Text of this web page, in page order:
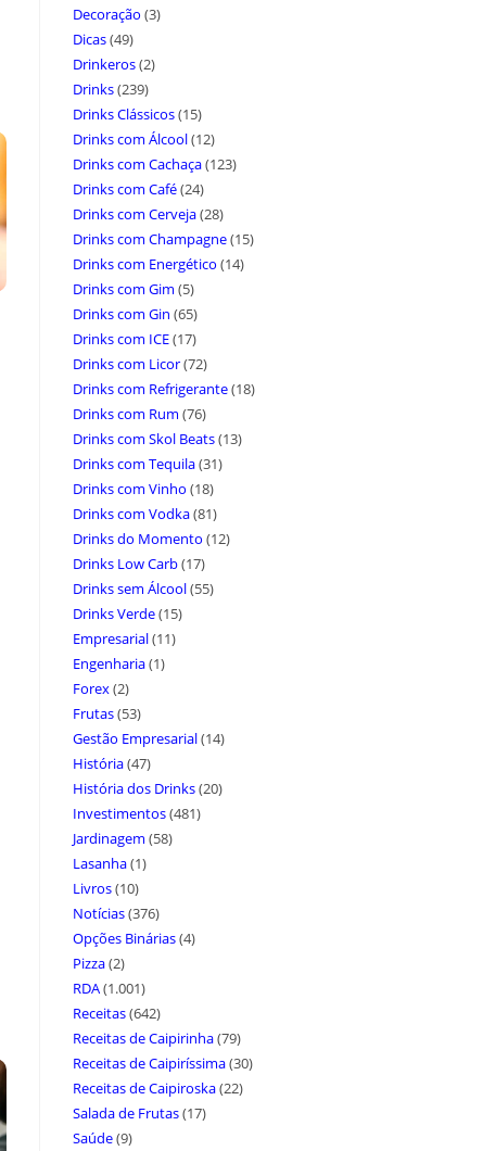
Decoração (3)
Dicas(49)
Drinkeros(2)
Drinks(239)
Drinks Clássicos(15)
Drinks com Álcool(12)
Drinks com Cachaça(123)
Drinks com Café(24)
Drinks com Cerveja(28)
Drinks com Champagne(15)
Drinks com Energético (14)
Drinks com Gim (5)
Drinks com Gin (65)
Drinks com ICE(17)
Drinks com Licor(72)
Drinks com Refrigerante(18)
Drinks com Rum (76)
Drinks com Skol Beats(13)
Drinks com Tequila(31)
Drinks com Vinho (18)
Drinks com Vodka(81)
Drinks do Momento (12)
Drinks Low Carb(17)
Drinks sem Álcool(55)
Drinks Verde(15)
Empresarial(11)
Engenharia(1)
Forex(2)
Frutas(53)
Gestão Empresarial(14)
História(47)
História dos Drinks(20)
Investimentos(481)
Jardinagem (58)
Lasanha(1)
Livros(10)
Notícias(376)
Opções Binárias(4)
Pizza(2)
RDA(1.001)
Receitas(642)
Receitas de Caipirinha(79)
Receitas de Caipiríssima(30)
Receitas de Caipiroska(22)
Salada de Frutas(17)
Saúde(9)